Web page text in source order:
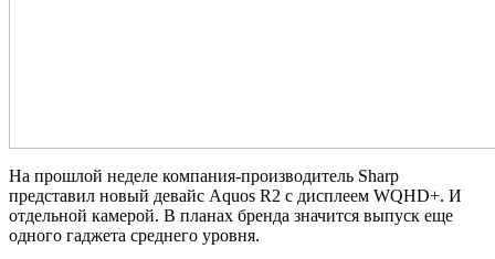
На прошлой неделе компания-производитель Sharp
представил новый девайс Aquos R2 с дисплеем WQHD+. И
отдельной камерой. В планах бренда значится выпуск еще
одного гаджета среднего уровня.